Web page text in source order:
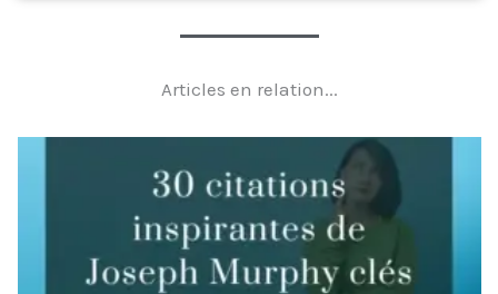
Articles en relation...